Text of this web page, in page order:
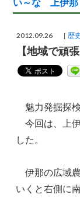
2012.09.26 ［ 歴
【地域で頑
魅力発掘探検
今回は、上
した。
伊那の広域
いくと右側に